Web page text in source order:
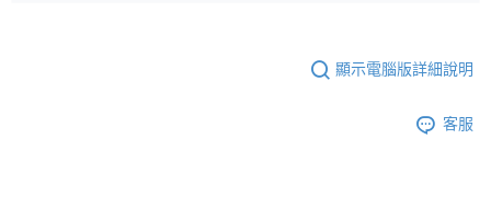
顯示電腦版詳細說明
客服